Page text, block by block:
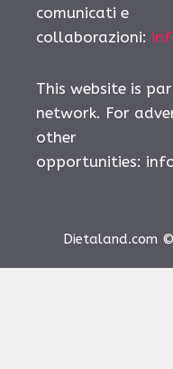
comunicati e
collaborazioni:
This website is
network. For
other
opportunities:
Dietaland.com